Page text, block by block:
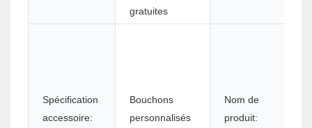
gratuites
Spécification
accessoire:
Bouchons
personnalisés
Nom de
produit: